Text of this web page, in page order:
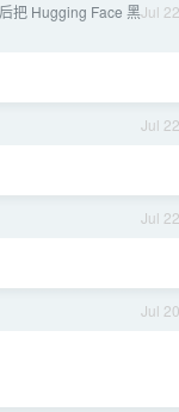
Jul 22
把 Hugging Face 黑
Jul 22
Jul 22
Jul 20